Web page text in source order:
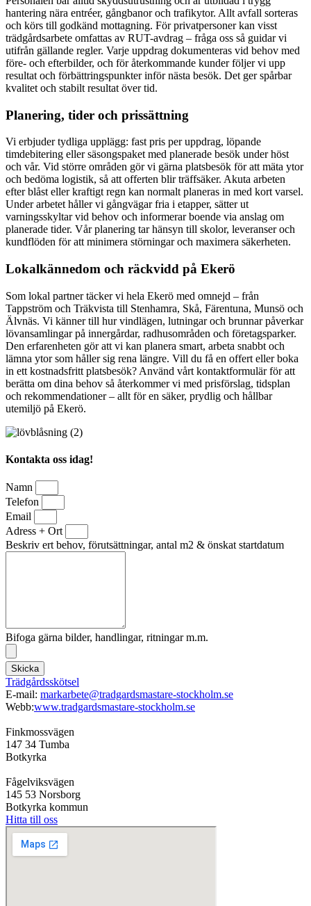
hantering nära entréer, gångbanor och trafikytor. Allt avfall sorteras
och körs till godkänd mottagning. För privatpersoner kan visst
trädgårdsarbete omfattas av RUT-avdrag – fråga oss så guidar vi
utifrån gällande regler. Varje uppdrag dokumenteras vid behov med
före- och efterbilder, och för återkommande kunder följer vi upp
resultat och förbättringspunkter inför nästa besök. Det ger spårbar
kvalitet och stabilt resultat över tid.
Planering, tider och prissättning
Vi erbjuder tydliga upplägg: fast pris per uppdrag, löpande
timdebitering eller säsongspaket med planerade besök under höst
och vår. Vid större områden gör vi gärna platsbesök för att mäta ytor
och bedöma logistik, så att offerten blir träffsäker. Akuta arbeten
efter blåst eller kraftigt regn kan normalt planeras in med kort varsel.
Under arbetet håller vi gångvägar fria i etapper, sätter ut
varningsskyltar vid behov och informerar boende via anslag om
planerade tider. Vår planering tar hänsyn till skolor, leveranser och
kundflöden för att minimera störningar och maximera säkerheten.
Lokalkännedom och räckvidd på Ekerö
Som lokal partner täcker vi hela Ekerö med omnejd – från
Tappström och Träkvista till Stenhamra, Skå, Färentuna, Munsö och
Älvnäs. Vi känner till hur vindlägen, lutningar och brunnar påverkar
lövansamlingar på innergårdar, radhusområden och företagsparker.
Den erfarenheten gör att vi kan planera smart, arbeta snabbt och
lämna ytor som håller sig rena längre. Vill du få en offert eller boka
in ett kostnadsfritt platsbesök? Använd vårt kontaktformulär för att
berätta om dina behov så återkommer vi med prisförslag, tidsplan
och rekommendationer – allt för en säker, prydlig och hållbar
utemiljö på Ekerö.
Kontakta oss idag!
Namn
Telefon
Email
Adress + Ort
Beskriv ert behov, förutsättningar, antal m2 & önskat startdatum
Bifoga gärna bilder, handlingar, ritningar m.m.
Skicka
Trädgårdsskötsel
E-mail: markarbete@tradgardsmastare-stockholm.se
Webb:www.tradgardsmastare-stockholm.se
Finkmossvägen
147 34 Tumba
Botkyrka
Fågelviksvägen
145 53 Norsborg
Botkyrka kommun
Hitta till oss